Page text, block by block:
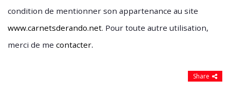
condition de mentionner son appartenance au site
www.carnetsderando.net. Pour toute autre utilisation,
merci de me contacter.
Share